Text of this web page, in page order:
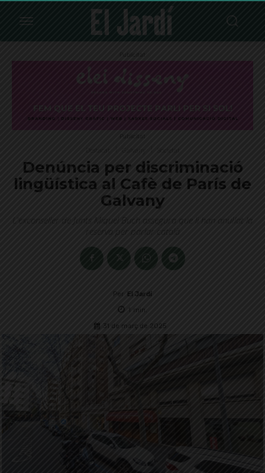
Publicitat
Publicitat
Denúncia per discriminació
lingüística al Cafè de París de
Galvany
L'exconseller de Junts Miquel Buch assegura que li han anul·lat la
reserva per parlar català
Per El Jardí
1 min.
31 de març de 2025